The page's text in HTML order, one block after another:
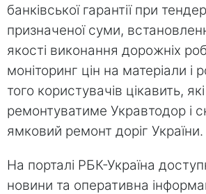
банківської гарантії при
призначеної суми,
якості виконання дорожніх
моніторинг цін на матеріали і
того користувачів цікавить,
ремонтуватиме Укравтодор і
ямковий ремонт доріг України.
На порталі РБК-Україна
новини та оперативна